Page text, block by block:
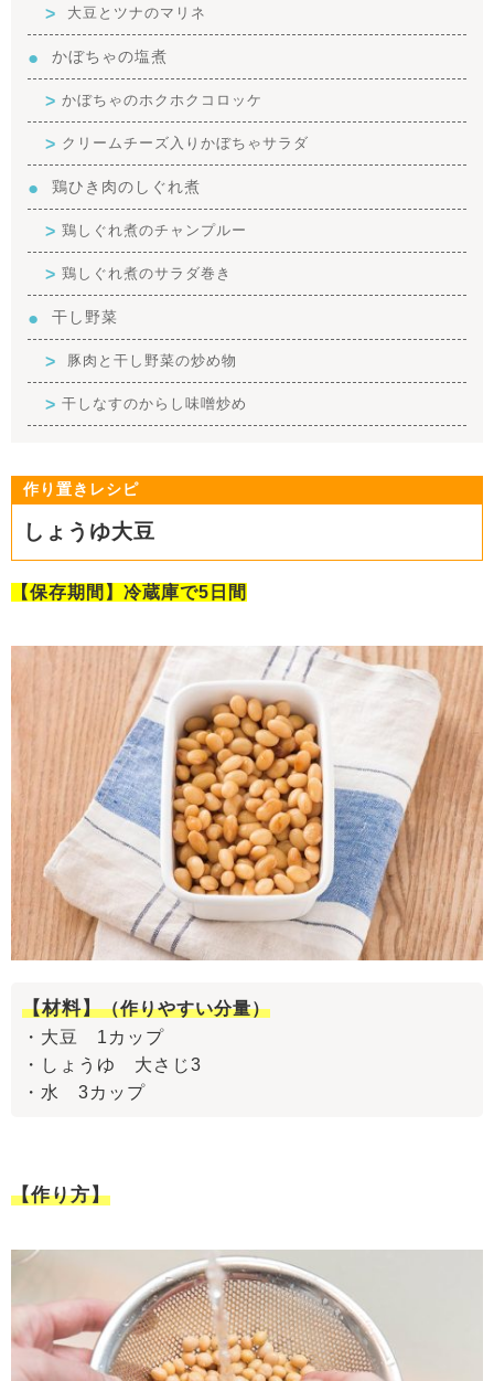
大豆とツナのマリネ
かぼちゃの塩煮
かぼちゃのホクホクコロッケ
クリームチーズ入りかぼちゃサラダ
鶏ひき肉のしぐれ煮
鶏しぐれ煮のチャンプルー
鶏しぐれ煮のサラダ巻き
干し野菜
豚肉と干し野菜の炒め物
干しなすのからし味噌炒め
作り置きレシピ
しょうゆ大豆
【保存期間】冷蔵庫で5日間
【材料】（作りやすい分量）
・大豆 1カップ
・しょうゆ 大さじ3
・水 3カップ
【作り方】